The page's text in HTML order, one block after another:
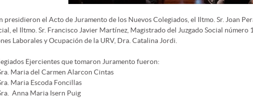
presidieron el Acto de Juramento de los Nuevos Colegiados, el Iltmo. Sr. Joan
el Iltmo. Sr. Francisco Javier Martínez, Magistrado del Juzgado Social número
Laborales y Ocupación de la URV, Dra. Catalina Jordi.
Ejercientes que tomaron Juramento fueron:
Maria del Carmen Alarcon Cintas
Maria Escoda Foncillas
Anna Maria Isern Puig